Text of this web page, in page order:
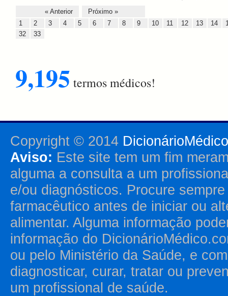
« Anterior
Próximo »
1
2 3 4 5 6 7 8 9 10 11 12 13 14
32
33
9,195 termos médicos!
Copyright © 2014
Aviso: Este site tem um fim
alguma a consulta a um
e/ou diagnósticos. Procure
farmacêutico antes de iniciar ou
alimentar. Alguma informação
informação do
ou pelo Ministério da Saúde, e
diagnosticar, curar, tratar ou
um profissional de saúde.